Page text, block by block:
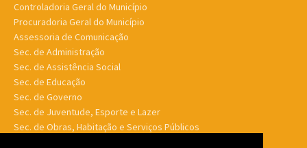
Controladoria Geral do Município
Procuradoria Geral do Município
Assessoria de Comunicação
Sec. de Administração
Sec. de Assistência Social
Sec. de Educação
Sec. de Governo
Sec. de Juventude, Esporte e Lazer
Sec. de Obras, Habitação e Serviços Públicos